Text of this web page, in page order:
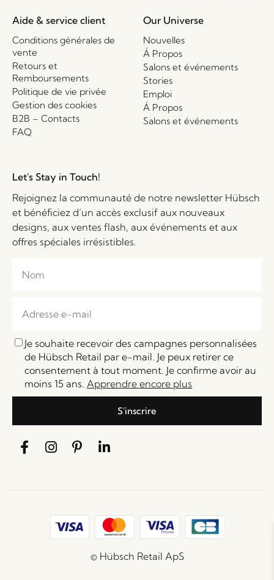
Aide & service client
Conditions générales de
vente
Retours et
Remboursements
Politique de vie privée
Gestion des cookies
B2B – Contacts
FAQ
Our Universe
Nouvelles
Á Propos
Salons et événements
Stories
Emploi
Á Propos
Salons et événements
Let's Stay in Touch!
Rejoignez la communauté de notre newsletter Hübsch
et bénéficiez d’un accès exclusif aux nouveaux
designs, aux ventes flash, aux événements et aux
offres spéciales irrésistibles.
Je souhaite recevoir des campagnes personnalisées
de Hübsch Retail par e-mail. Je peux retirer ce
consentement à tout moment. Je confirme avoir au
moins 15 ans. Apprendre encore plus
S'inscrire
© Hübsch Retail ApS